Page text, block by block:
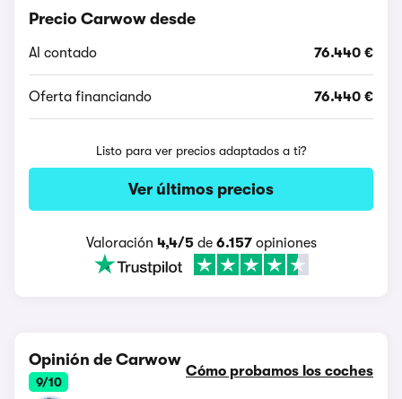
Precio Carwow desde
Al contado 76.440 €
Oferta financiando 76.440 €
Listo para ver precios adaptados a ti?
Ver últimos precios
Valoración 4,4/5de 6.157opiniones
Opinión de Carwow
9/10
Cómo probamos los coches